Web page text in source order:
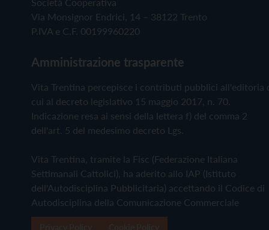
Via Monsignor Endrici, 14 – 38122 Trento
P.IVA e C.F. 00199960220
Amministrazione trasparente
Vita Trentina percepisce i contributi pubblici all'editoria
cui al decreto legislativo 15 maggio 2017, n. 70.
Indicazione resa ai sensi della lettera f) del comma 2
dell'art. 5 del medesimo decreto Lgs.
Vita Trentina, tramite la Fisc (Federazione Italiana
Settimanali Cattolici), ha aderito allo IAP (Istituto
dell'Autodisciplina Pubblicitaria) accettando il Codice di
Autodisciplina della Comunicazione Commerciale